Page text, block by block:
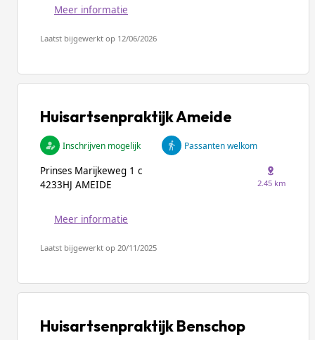
Meer informatie
Laatst bijgewerkt op 12/06/2026
Huisartsenpraktijk Ameide
Inschrijven mogelijk Passanten welkom
Prinses Marijkeweg 1 c
4233HJ AMEIDE
2.45 km
Meer informatie
Laatst bijgewerkt op 20/11/2025
Huisartsenpraktijk Benschop